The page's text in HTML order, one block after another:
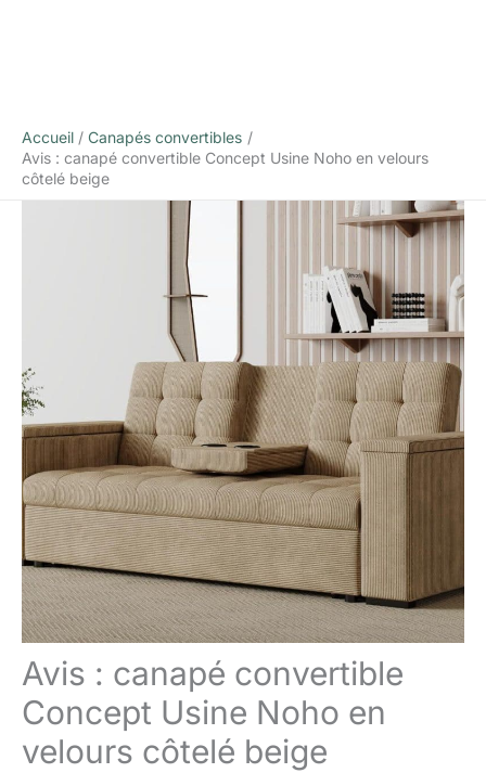
Accueil
Canapés convertibles
Avis : canapé convertible Concept Usine Noho en velours
côtelé beige
Avis : canapé convertible
Concept Usine Noho en
velours côtelé beige